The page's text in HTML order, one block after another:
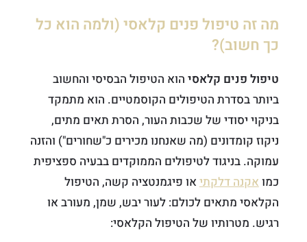
מה זה טיפול פנים קלאסי (ולמה הוא כל
כך חשוב)?
טיפול פנים קלאסי הוא הטיפול הבסיסי והחשוב
ביותר בסדרת הטיפולים הקוסמטיים. הוא מתמקד
בניקוי יסודי של שכבות העור, הסרת תאים מתים,
ניקוז קומדונים (מה שאנחנו מכירים כ"שחורים") והזנה
עמוקה. בניגוד לטיפולים הממוקדים בבעיה ספציפית
כמואקנה דלקתי או פיגמנטציה קשה, הטיפול
הקלאסי מתאים לכולם: לעור יבש, שמן, מעורב או
רגיש. מטרותיו של הטיפול הקלאסי: